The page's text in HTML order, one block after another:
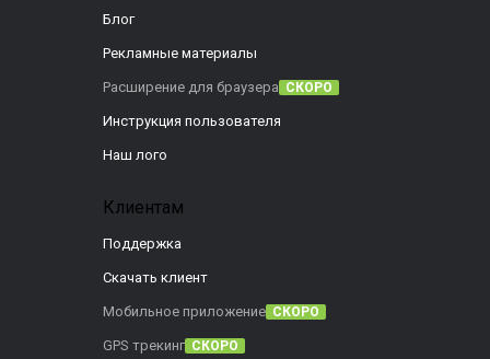
Блог
Рекламные материалы
Расширение для браузера СКОРО
Инструкция пользователя
Наш лого
Клиентам
Поддержка
Скачать клиент
Мобильное приложение СКОРО
GPS трекинг СКОРО